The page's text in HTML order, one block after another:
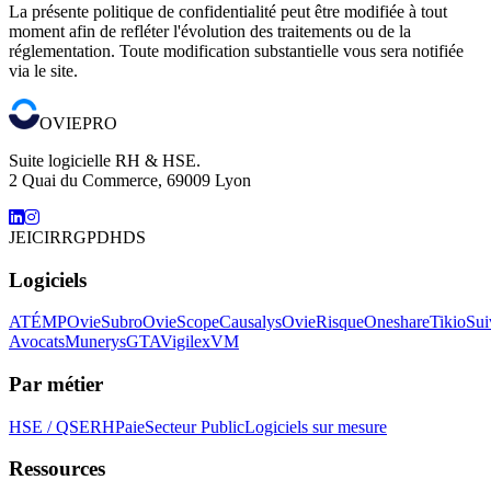
La présente politique de confidentialité peut être modifiée à tout
moment afin de refléter l'évolution des traitements ou de la
réglementation. Toute modification substantielle vous sera notifiée
via le site.
OVIEPRO
Suite logicielle RH & HSE.
2 Quai du Commerce, 69009 Lyon
JEICIRRGPDHDS
Logiciels
ATÉMPOvieSubroOvieScopeCausalysOvieRisqueOneshareTikio
AvocatsMunerysGTAVigilexVM
Par métier
HSE / QSERHPaieSecteur PublicLogiciels sur mesure
Ressources